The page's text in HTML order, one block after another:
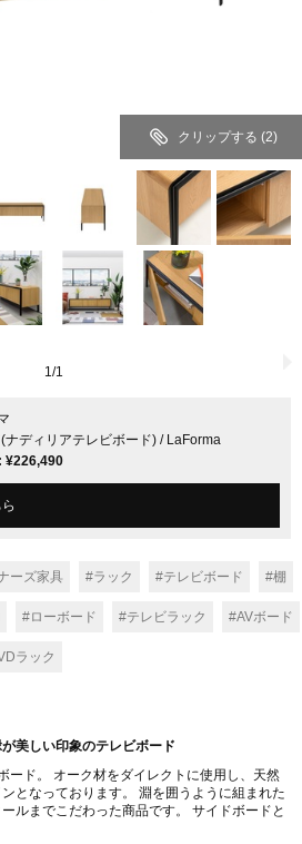
クリップする (2)
1/1
ナディリアテレビボード) / LaForma
: ¥226,490
ーズ家具 #ラック #テレビボード #棚
#ローボード #テレビラック #AVボード
ラック
美しい印象のテレビボード
ード。 オーク材をダイレクトに使用し、天然
となっております。 淵を囲うように組まれた
ルまでこだわった商品です。 サイドボードと